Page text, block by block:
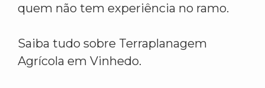
quem não tem experiência no ramo.
Saiba tudo sobre Terraplanagem
Agrícola em Vinhedo.